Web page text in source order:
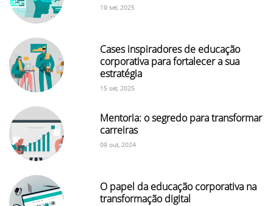
19 set, 2025
Cases inspiradores de educação
corporativa para fortalecer a sua
estratégia
15 set, 2025
Mentoria: o segredo para transformar
carreiras
09 out, 2024
O papel da educação corporativa na
transformação digital